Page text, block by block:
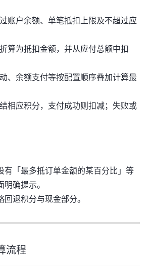
账户余额、单笔抵扣上限及不超过应
算为抵扣金额，并从应付总额中扣
、余额支付等按配置顺序叠加计算最
相应积分，支付成功则扣减；失败或
有「最多抵订单金额的某百分比」等
明确提示。
退积分与现金部分。
流程